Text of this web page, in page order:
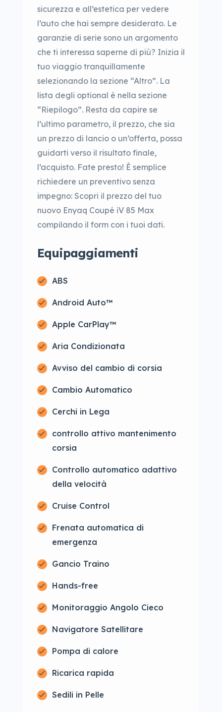
sicurezza e all’estetica per vedere
l’auto che hai sempre desiderato. Le
garanzie di serie sono un argomento
che ti interessa saperne di più? Inizia il
tuo viaggio tranquillamente
selezionando la sezione “Altro”. La
lista degli optional è nella sezione
“Riepilogo”. Resta da capire se
l’ultimo parametro, il prezzo, che sia
un prezzo di lancio o un’offerta, possa
guidarti verso il risultato finale,
l’acquisto. Fate presto! È semplice
richiedere un preventivo senza
impegno: Scopri il prezzo del tuo
nuovo Enyaq Coupé iV 85 Max
compilando il form con i tuoi dati.
Equipaggiamenti
ABS
Android Auto™
Apple CarPlay™
Aria Condizionata
Avviso del cambio di corsia
Cambio Automatico
Cerchi in Lega
controllo attivo mantenimento
corsia
Controllo automatico adattivo
della velocità
Cruise Control
Frenata automatica di
emergenza
Gancio Traino
Hands-free
Monitoraggio Angolo Cieco
Navigatore Satellitare
Pompa di calore
Ricarica rapida
Sedili in Pelle